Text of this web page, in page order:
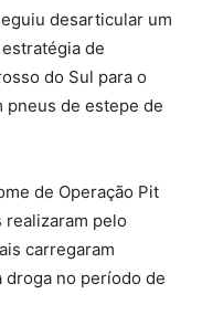
desarticular um
de
do Sul para o
pneus de estepe de
de Operação Pit
realizaram pelo
carregaram
droga no período de